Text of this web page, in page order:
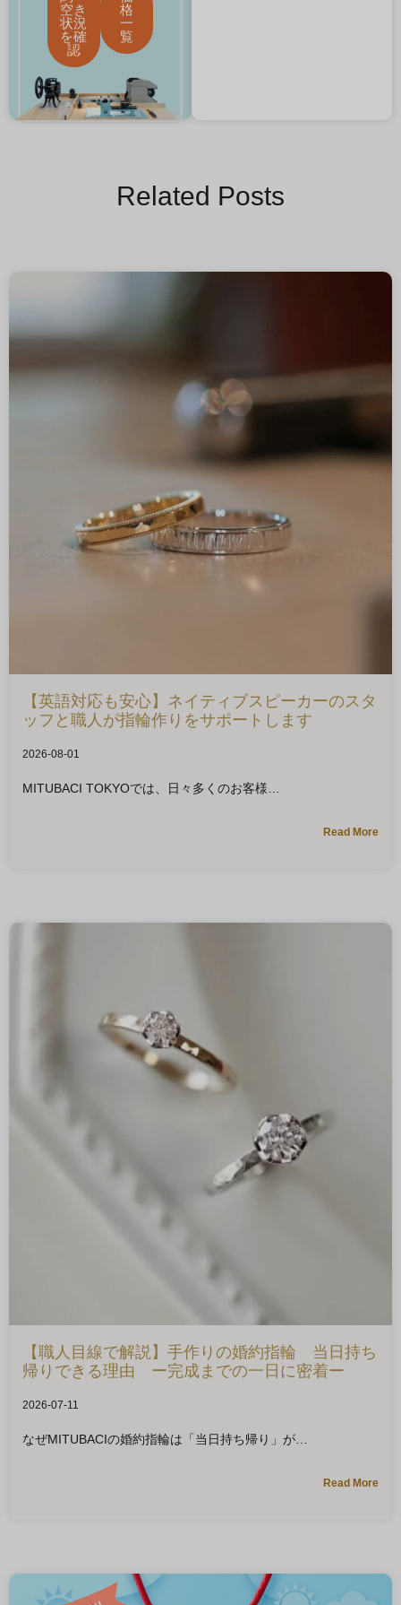
空き
状況
を確
認
格
一
覧
Related Posts
【英語対応も安心】ネイティブスピーカーのスタ
ッフと職人が指輪作りをサポートします
2026-08-01
MITUBACI TOKYOでは、日々多くのお客様
Read More
【職人目線で解説】手作りの婚約指輪 当日持ち
帰りできる理由 ー完成までの一日に密着ー
2026-07-11
なぜMITUBACIの婚約指輪は「当日持ち帰り」が
Read More